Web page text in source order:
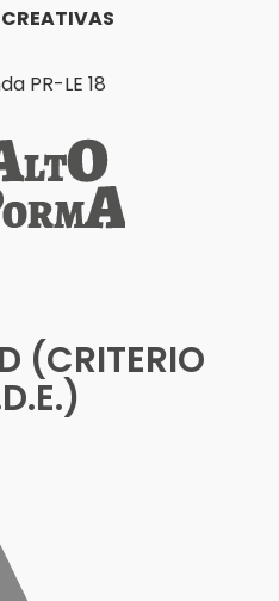
PR-LE 18
(CRITERIO